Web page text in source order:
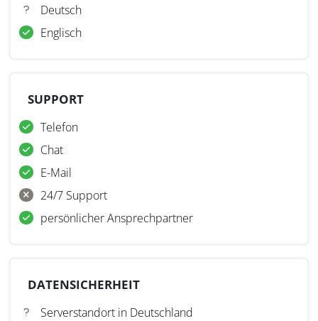
Deutsch
Englisch
SUPPORT
Telefon
Chat
E-Mail
24/7 Support
persönlicher Ansprechpartner
DATENSICHERHEIT
Serverstandort in Deutschland